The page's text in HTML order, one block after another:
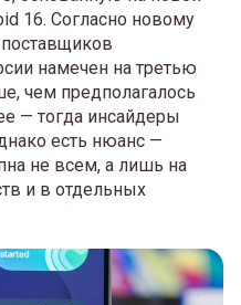
16. Согласно новому
намечен на третью
чем предполагалось
— тогда инсайдеры
есть нюанс —
не всем, а лишь на
и в отдельных